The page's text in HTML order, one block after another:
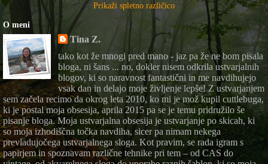
Prikaži spletno različico
O meni
Tina Z.
tako kot že mnogi pred mano - jaz pa že ne bom pisala
bloga, ni šans ... no, dokler nisem odkrila ustvarjalnih
blogov, ki so naravnost fantastični in me navdihujejo
vsak dan in delajo moje življenje lepše! Z ustvarjanjem
sem začela recimo da okrog leta 2010, ko mi je mož kupil cuttlebuga,
ki je postal moja obsesija, aprila 2015 pa se je temu pridružilo še
pisanje bloga. Moja ustvarjalna obsesija je ustvarjanje po skicah, ki
so moja izhodiščna točka navdiha, sicer pa nimam nekega
prevladujočega ustvarjalnega sloga. Kot pravim, se rada igram s
papirjem in spoznavam različne tehnike pri tem – od CAS do